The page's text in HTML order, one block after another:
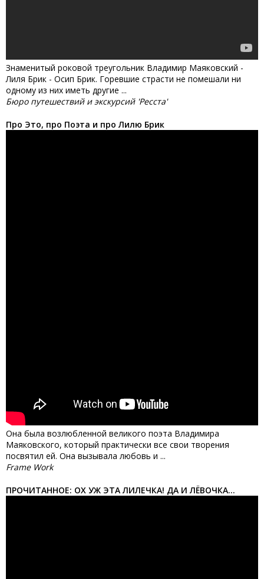
Знаменитый роковой треугольник Владимир Маяковский -
Лиля Брик - Осип Брик. Горевшие страсти не помешали ни
одному из них иметь другие ...
Бюро путешествий и экскурсий 'Ресста'
Про Это, про Поэта и про Лилю Брик
Она была возлюбленной великого поэта Владимира
Маяковского, который практически все свои творения
посвятил ей. Она вызывала любовь и ...
Frame Work
ПРОЧИТАННОЕ: ОХ УЖ ЭТА ЛИЛЕЧКА! ДА И ЛЁВОЧКА...